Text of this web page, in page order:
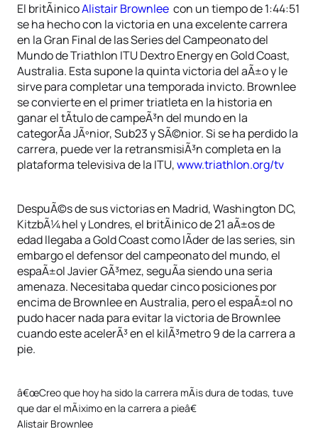
El britÃ¡nicoAlistair Brownlee con un tiempo de 1:44:51
se ha hecho con la victoria en una excelente carrera
en la Gran Final de las Series del Campeonato del
Mundo de Triathlon ITU Dextro Energy en Gold Coast,
Australia. Esta supone la quinta victoria del aÃ±o y le
sirve para completar una temporada invicto. Brownlee
se convierte en el primer triatleta en la historia en
ganar el tÃ­tulo de campeÃ³n del mundo en la
categorÃ­a JÃºnior, Sub23 y SÃ©nior. Si se ha perdido la
carrera, puede ver la retransmisiÃ³n completa en la
plataforma televisiva de la ITU,www.triathlon.org/tv
DespuÃ©s de sus victorias en Madrid, Washington DC,
KitzbÃ¼hel y Londres, el britÃ¡nico de 21 aÃ±os de
edad llegaba a Gold Coast como lÃ­der de las series, sin
embargo el defensor del campeonato del mundo, el
espaÃ±ol Javier GÃ³mez, seguÃ­a siendo una seria
amenaza. Necesitaba quedar cinco posiciones por
encima de Brownlee en Australia, pero el espaÃ±ol no
pudo hacer nada para evitar la victoria de Brownlee
cuando este acelerÃ³ en el kilÃ³metro 9 de la carrera a
pie.
â€œCreo que hoy ha sido la carrera mÃ¡s dura de todas, tuve
que dar el mÃ¡ximo en la carrera a pieâ€
Alistair Brownlee